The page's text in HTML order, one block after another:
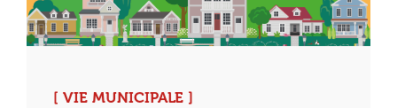
[ VIE MUNICIPALE ]